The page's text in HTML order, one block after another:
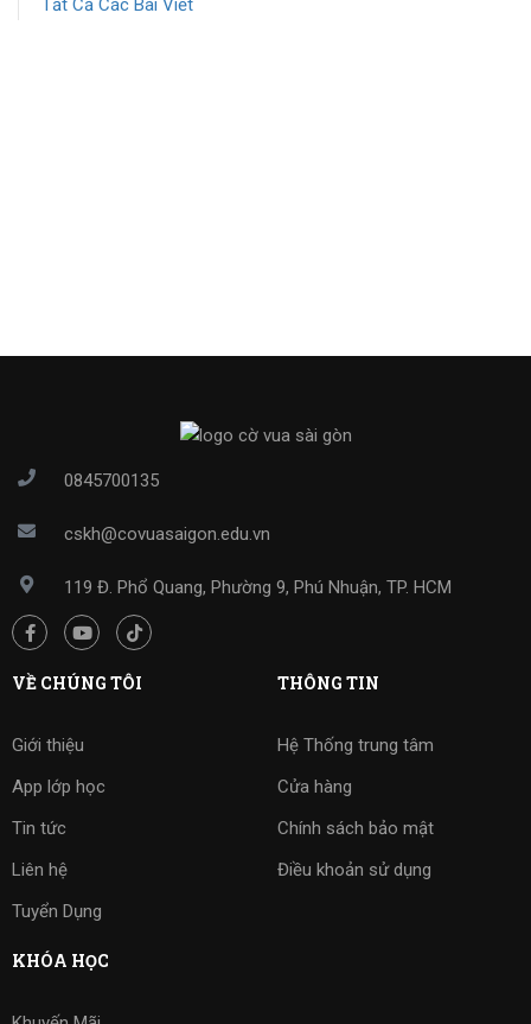
Tất Cả Các Bài Viết
0845700135
cskh@covuasaigon.edu.vn
119 Đ. Phổ Quang, Phường 9, Phú Nhuận, TP. HCM
VỀ CHÚNG TÔI
Giới thiệu
App lớp học
Tin tức
Liên hệ
Tuyển Dụng
THÔNG TIN
Hệ Thống trung tâm
Cửa hàng
Chính sách bảo mật
Điều khoản sử dụng
KHÓA HỌC